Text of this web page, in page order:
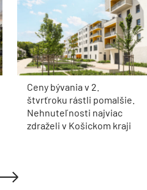
Ceny bývania v 2.
štvrťroku rástli pomalšie.
Nehnuteľnosti najviac
zdraželi v Košickom kraji